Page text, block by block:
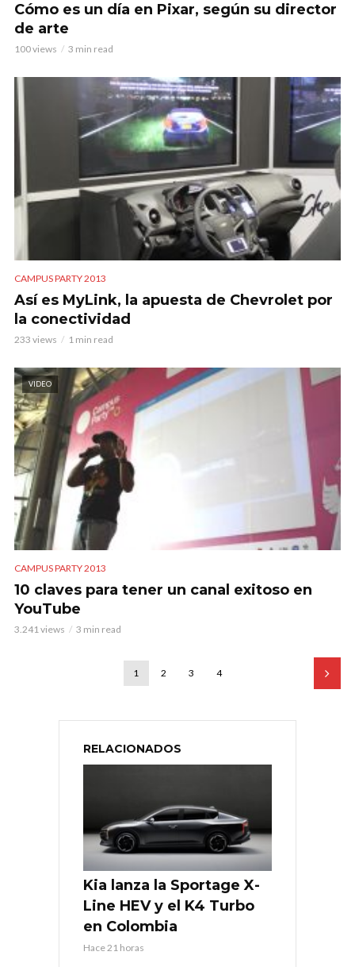
Cómo es un día en Pixar, según su director
de arte
100 views 3 min read
CAMPUS PARTY 2013
Así es MyLink, la apuesta de Chevrolet por
la conectividad
233 views 1 min read
VIDEO
CAMPUS PARTY 2013
10 claves para tener un canal exitoso en
YouTube
3.241 views 3 min read
1 2 3 4
RELACIONADOS
Kia lanza la Sportage X-
Line HEV y el K4 Turbo
en Colombia
Hace 21 horas